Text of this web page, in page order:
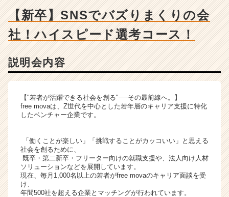
成
長
企
業
ス
ウ
ト
が
く
活
サ
ト
【新卒】SNSでバズりまくりの会
社！ハイスピード選考コース！
説明会内容
【"若者が活躍できる社会を創る"──その最前線へ。】
free movaは、Z世代を中心とした若年層のキャリア支援に特化
したベンチャー企業です。
「働くことが楽しい」「挑戦することがカッコいい」と思える
社会を創るために、
既卒・第二新卒・フリーター向けの就職支援や、法人向け人材
ソリューションなどを展開しています。
現在、毎月1,000名以上の若者がfree movaのキャリア面談を受
け、
年間500社を超える企業とマッチングが行われています。